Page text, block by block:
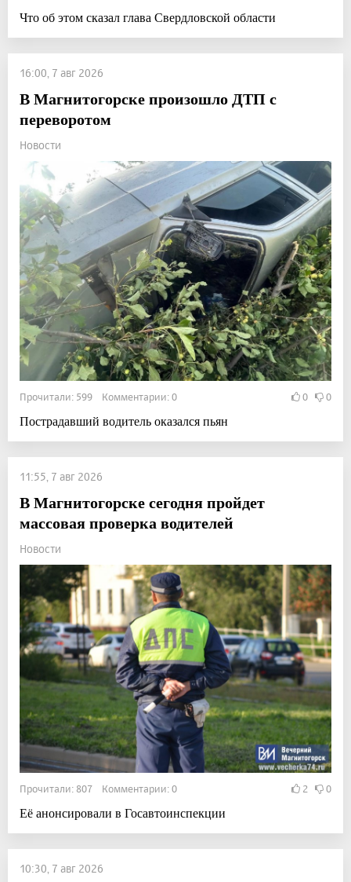
Что об этом сказал глава Свердловской области
16:00, 7 авг 2026
В Магнитогорске произошло ДТП с
переворотом
Новости
Прочитали: 599 Комментарии: 0 0 0
Пострадавший водитель оказался пьян
11:55, 7 авг 2026
В Магнитогорске сегодня пройдет
массовая проверка водителей
Новости
Прочитали: 807 Комментарии: 0 2 0
Её анонсировали в Госавтоинспекции
10:30, 7 авг 2026